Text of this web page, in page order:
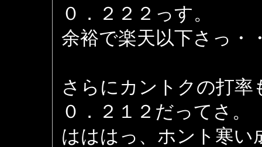
０．２２２っす。
余裕で楽天以下さっ・
さらにカントクの打
０．２１２だってさ。
はははっ、ホント寒い